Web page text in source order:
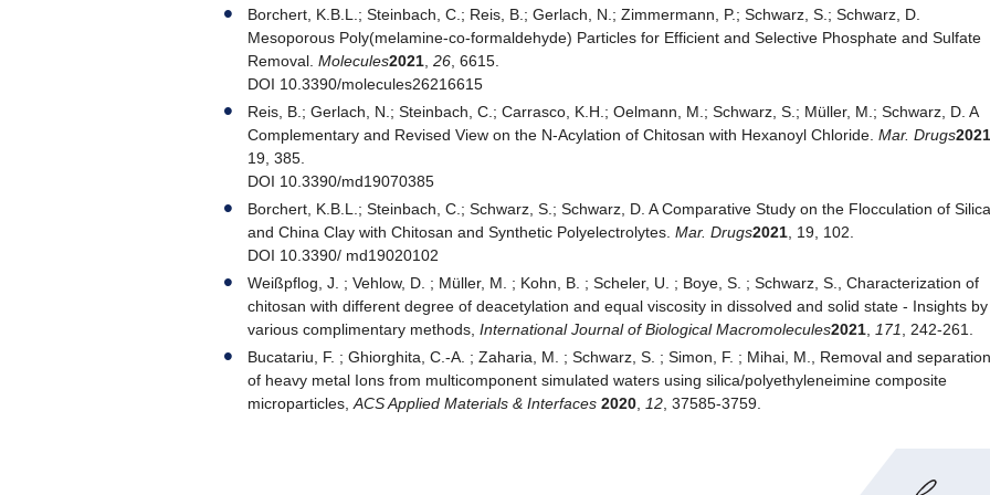
Borchert, K.B.L.; Steinbach, C.; Reis, B.; Gerlach, N.; Zimmermann, P.; Schwarz, S.; Schwarz, D.
Mesoporous Poly(melamine-co-formaldehyde) Particles for Efficient and Selective Phosphate and Sulfate
Removal. Molecules2021 26 , 6615.
DOI 10.3390/molecules26216615
Reis, B.; Gerlach, N.; Steinbach, C.; Carrasco, K.H.; Oelmann, M.; Schwarz, S.; Müller, M.; Schwarz, D. A
Complementary and Revised View on the N-Acylation of Chitosan with Hexanoyl Chloride. Mar. Drugs2021
19, 385.
DOI 10.3390/md19070385
Borchert, K.B.L.; Steinbach, C.; Schwarz, S.; Schwarz, D. A Comparative Study on the Flocculation of Silica
and China Clay with Chitosan and Synthetic Polyelectrolytes. Mar. Drugs2021 , 19, 102.
DOI 10.3390/ md19020102
Weißpflog, J. ; Vehlow, D. ; Müller, M. ; Kohn, B. ; Scheler, U. ; Boye, S. ; Schwarz, S., Characterization of
chitosan with different degree of deacetylation and equal viscosity in dissolved and solid state - Insights by
various complimentary methods, International Journal of Biological Macromolecules2021 171
, 242-261.
Bucatariu, F. ; Ghiorghita, C.-A. ; Zaharia, M. ; Schwarz, S. ; Simon, F. ; Mihai, M., Removal and separation
of heavy metal Ions from multicomponent simulated waters using silica/polyethyleneimine composite
microparticles, ACS Applied Materials & Interfaces 2020 12 , 37585-3759.